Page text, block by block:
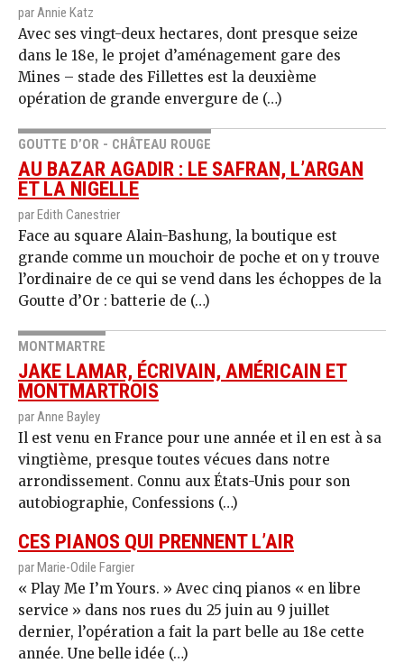
par Annie Katz
Avec ses vingt-deux hectares, dont presque seize
dans le 18e, le projet d’aménagement gare des
Mines – stade des Fillettes est la deuxième
opération de grande envergure de (…)
GOUTTE D’OR - CHÂTEAU ROUGE
AU BAZAR AGADIR : LE SAFRAN, L’ARGAN
ET LA NIGELLE
par Edith Canestrier
Face au square Alain-Bashung, la boutique est
grande comme un mouchoir de poche et on y trouve
l’ordinaire de ce qui se vend dans les échoppes de la
Goutte d’Or : batterie de (…)
MONTMARTRE
JAKE LAMAR, ÉCRIVAIN, AMÉRICAIN ET
MONTMARTROIS
par Anne Bayley
Il est venu en France pour une année et il en est à sa
vingtième, presque toutes vécues dans notre
arrondissement. Connu aux États-Unis pour son
autobiographie, Confessions (…)
CES PIANOS QUI PRENNENT L’AIR
par Marie-Odile Fargier
« Play Me I’m Yours. » Avec cinq pianos « en libre
service » dans nos rues du 25 juin au 9 juillet
dernier, l’opération a fait la part belle au 18e cette
année. Une belle idée (…)